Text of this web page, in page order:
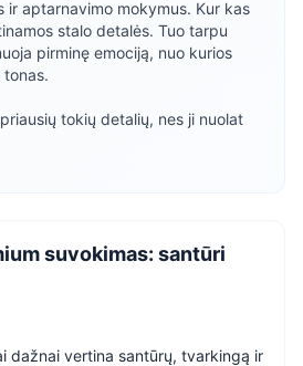
ir aptarnavimo mokymus. Kur kas
stalo detalės. Tuo tarpu
pirminę emociją, nuo kurios
tokių detalių, nes ji nuolat
suvokimas: santūri
dažnai vertina santūrų, tvarkingą ir